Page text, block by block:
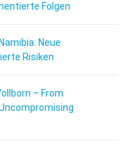
Folgen
Neue
Risiken
– From